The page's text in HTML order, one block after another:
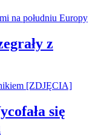
z
się